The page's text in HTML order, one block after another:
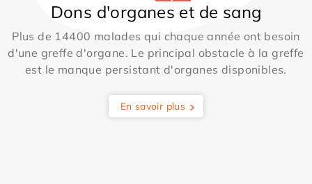
Dons d'organes et de sang
Plus de 14400 malades qui chaque année ont besoin
d'une greffe d'organe. Le principal obstacle à la greffe
est le manque persistant d'organes disponibles.
En savoir plus